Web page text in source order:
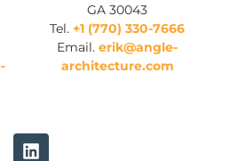
GA 30043
Tel. +1 (770) 330-7666
Email. erik@angle-
architecture.com